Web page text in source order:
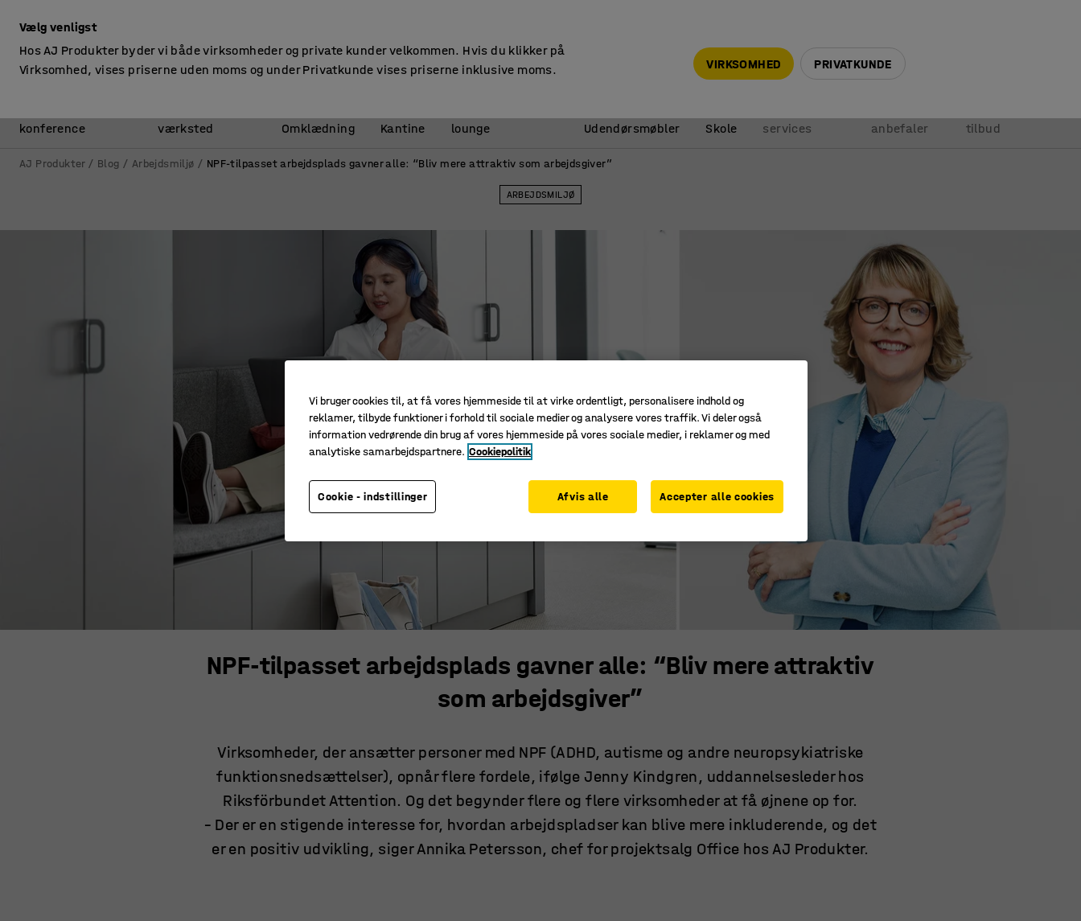
konference
værksted
Omklædning Kantine
lounge
Udendørsmøbler Skole
services
anbefaler
tilbud
AJ Produkter Blog Arbejdsmiljø NPF-tilpasset arbejdsplads gavner alle: “Bliv mere attraktiv som arbejdsgiver”
ARBEJDSMILJØ
NPF-tilpasset arbejdsplads gavner alle: “Bliv mere attraktiv
som arbejdsgiver”
Virksomheder, der ansætter personer med NPF (ADHD, autisme og andre neuropsykiatriske
funktionsnedsættelser), opnår flere fordele, ifølge Jenny Kindgren, uddannelsesleder hos
Riksförbundet Attention. Og det begynder flere og flere virksomheder at få øjnene op for.
– Der er en stigende interesse for, hvordan arbejdspladser kan blive mere inkluderende, og det
er en positiv udvikling, siger Annika Petersson, chef for projektsalg Office hos AJ Produkter.
Vælg venligst
Hos AJ Produkter byder vi både virksomheder og private kunder velkommen. Hvis du klikker på
Virksomhed, vises priserne uden moms og under Privatkunde vises priserne inklusive moms.
VIRKSOMHED PRIVATKUNDE
Vi bruger cookies til, at få vores hjemmeside til at virke ordentligt, personalisere indhold og
reklamer, tilbyde funktioner i forhold til sociale medier og analysere vores traffik. Vi deler også
information vedrørende din brug af vores hjemmeside på vores sociale medier, i reklamer og med
analytiske samarbejdspartnere. Cookiepolitik
Cookie - indstillinger Afvis alle Accepter alle cookies